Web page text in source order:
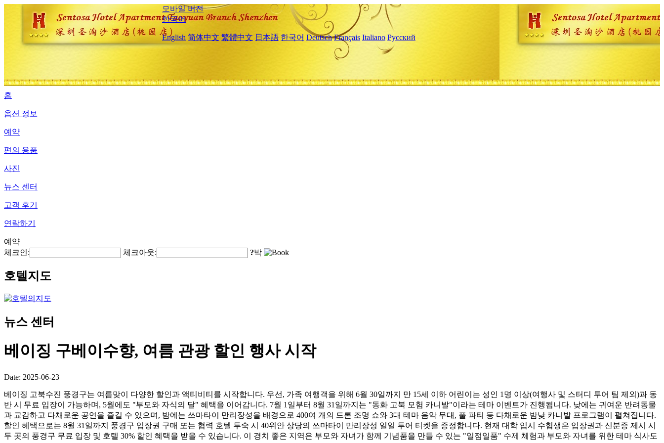
모바일 버전
한국어
English 简体中文 繁體中文 日本語 한국어 Deutsch Français Italiano Русский
홈
옵션 정보
예약
편의 용품
사진
뉴스 센터
고객 후기
연락하기
예약
체크인:
체크아웃: ?박
호텔지도
뉴스 센터
베이징 구베이수향, 여름 관광 할인 행사 시작
Date: 2025-06-23
베이징 고북수진 풍경구는 여름맞이 다양한 할인과 액티비티를 시작합니다. 우선, 가족 여행객을 위해 6월 30일까지 만 15세 이하 어린이는 성인 1명 이상(여행사 및 스터디 투어 팀 제외)과 동
반 시 무료 입장이 가능하며, 5월에도 "부모와 자식의 달" 혜택을 이어갑니다. 7월 1일부터 8월 31일까지는 "동화 고북 모험 카니발"이라는 테마 이벤트가 진행됩니다. 낮에는 귀여운 반려동물
과 교감하고 다채로운 공연을 즐길 수 있으며, 밤에는 쓰마타이 만리장성을 배경으로 400여 개의 드론 조명 쇼와 3대 테마 음악 무대, 풀 파티 등 다채로운 밤낮 카니발 프로그램이 펼쳐집니다.
할인 혜택으로는 8월 31일까지 풍경구 입장권 구매 또는 협력 호텔 투숙 시 40위안 상당의 쓰마타이 만리장성 일일 투어 티켓을 증정합니다. 현재 대학 입시 수험생은 입장권과 신분증 제시 시
두 곳의 풍경구 무료 입장 및 호텔 30% 할인 혜택을 받을 수 있습니다. 이 경치 좋은 지역은 부모와 자녀가 함께 기념품을 만들 수 있는 "일점일품" 수제 체험과 부모와 자녀를 위한 테마 식사도